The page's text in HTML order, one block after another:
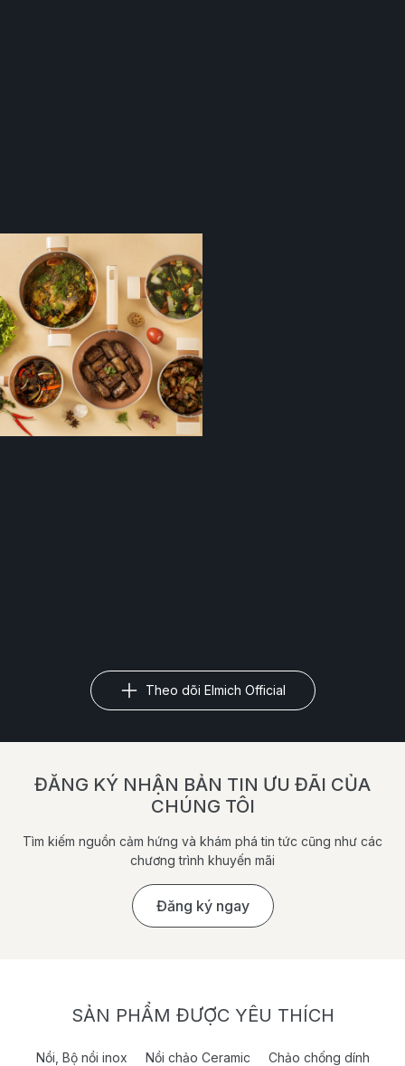
Theo dõi Elmich Official
ĐĂNG KÝ NHẬN BẢN TIN ƯU ĐÃI CỦA
CHÚNG TÔI
Tìm kiếm nguồn cảm hứng và khám phá tin tức cũng như các
chương trình khuyến mãi
Đăng ký ngay
SẢN PHẨM ĐƯỢC YÊU THÍCH
Nồi, Bộ nồi inox Nồi chảo Ceramic
Chảo chống dính